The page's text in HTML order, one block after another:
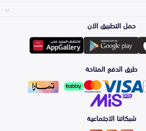
المكائن، القيرات
وملحقاتها
الشمعات
والاصطبات (الاضاءة)
الفرامل والأقمشة
لوازم الرحلات
اكسسوارات العناية
الأكثر مبيعاً
التلميع والعناية
تويوتا
هيونداي
كيا
حمل التطبيق الان
طرق الدفع المتاحة
شبكاتنا الاجتماعية